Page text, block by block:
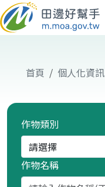
首頁 個人化資訊
作物類別
作物名稱